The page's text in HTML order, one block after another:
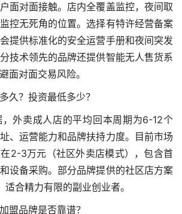
面对面接触。店内全覆盖监控，夜间取
控无死角的位置。选择有特许经营备案
提供标准化的安全运营手册和夜间突发
技术领先的品牌还提供智能无人售货系
面对面交易风险。
久？投资最低多少？
外卖成人店的平均回本周期为6-12个
、运营能力和品牌扶持力度。目前市场
2-3万元（社区外卖店模式），包含首
设备采购。部分品牌提供的社区店方案
合精力有限的副业创业者。
盟品牌是否靠谱？